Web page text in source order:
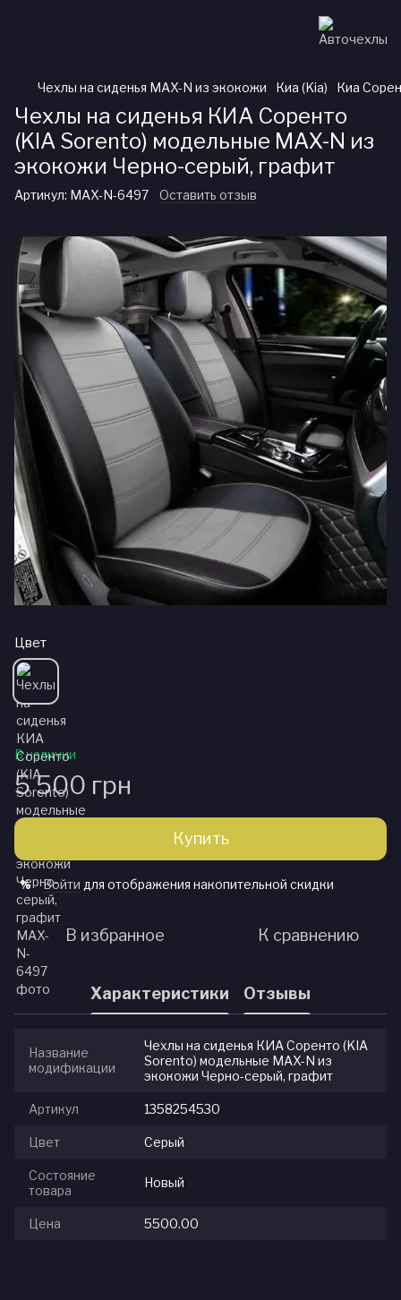
Чехлы на сиденья MAX-N из экокожи Киа (Kia) Киа
Чехлы на сиденья КИА Соренто
(KIA Sorento) модельные MAX-N из
экокожи Черно-серый, графит
Артикул: MAX-N-6497 Оставить отзыв
Цвет
В наличии
5 500 грн
Купить
% Войти для отображения накопительной скидки
В избранное К сравнению
Характеристики Отзывы
Название
модификации
Чехлы на сиденья КИА Соренто (KIA
Sorento) модельные MAX-N из
экокожи Черно-серый, графит
Артикул 1358254530
Цвет Серый
Состояние
товара
Новый
Цена 5500.00